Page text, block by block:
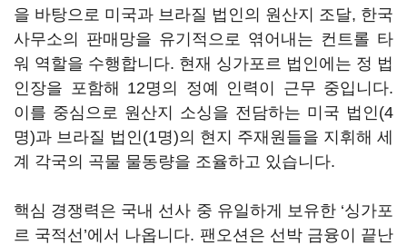
을 바탕으로 미국과 브라질 법인의 원산지 조달, 한국
사무소의 판매망을 유기적으로 엮어내는 컨트롤 타
워 역할을 수행합니다. 현재 싱가포르 법인에는 정 법
인장을 포함해 12명의 정예 인력이 근무 중입니다.
이를 중심으로 원산지 소싱을 전담하는 미국 법인(4
명)과 브라질 법인(1명)의 현지 주재원들을 지휘해 세
계 각국의 곡물 물동량을 조율하고 있습니다.
핵심 경쟁력은 국내 선사 중 유일하게 보유한 ‘싱가포
르 국적선’에서 나옵니다. 팬오션은 선박 금융이 끝난